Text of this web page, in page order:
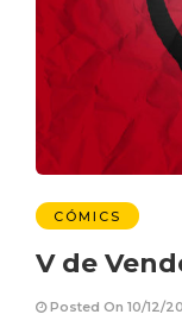
CÓMICS
V de
Posted On 10/12/